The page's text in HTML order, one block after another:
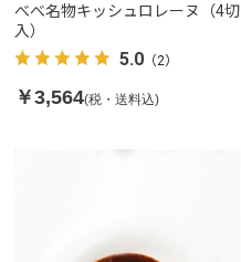
べべ名物キッシュロレーヌ（4切
入）
5.0 （2）
￥3,564(税・送料込)